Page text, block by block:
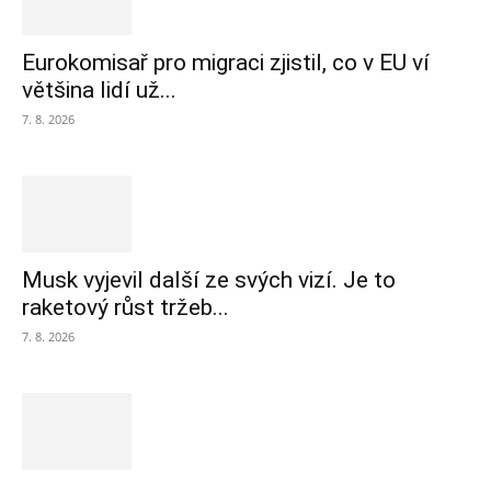
Eurokomisař pro migraci zjistil, co v EU ví
většina lidí už...
7. 8. 2026
Musk vyjevil další ze svých vizí. Je to
raketový růst tržeb...
7. 8. 2026